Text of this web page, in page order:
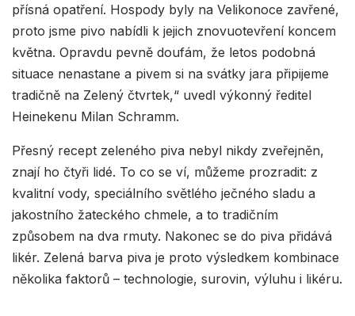
přísná opatření. Hospody byly na Velikonoce zavřené,
proto jsme pivo nabídli k jejich znovuotevření koncem
května. Opravdu pevně doufám, že letos podobná
situace nenastane a pivem si na svátky jara připijeme
tradičně na Zelený čtvrtek,“ uvedl výkonný ředitel
Heinekenu Milan Schramm.
Přesný recept zeleného piva nebyl nikdy zveřejněn,
znají ho čtyři lidé. To co se ví, můžeme prozradit: z
kvalitní vody, speciálního světlého ječného sladu a
jakostního žateckého chmele, a to tradičním
způsobem na dva rmuty. Nakonec se do piva přidává
likér. Zelená barva piva je proto výsledkem kombinace
několika faktorů – technologie, surovin, výluhu i likéru.